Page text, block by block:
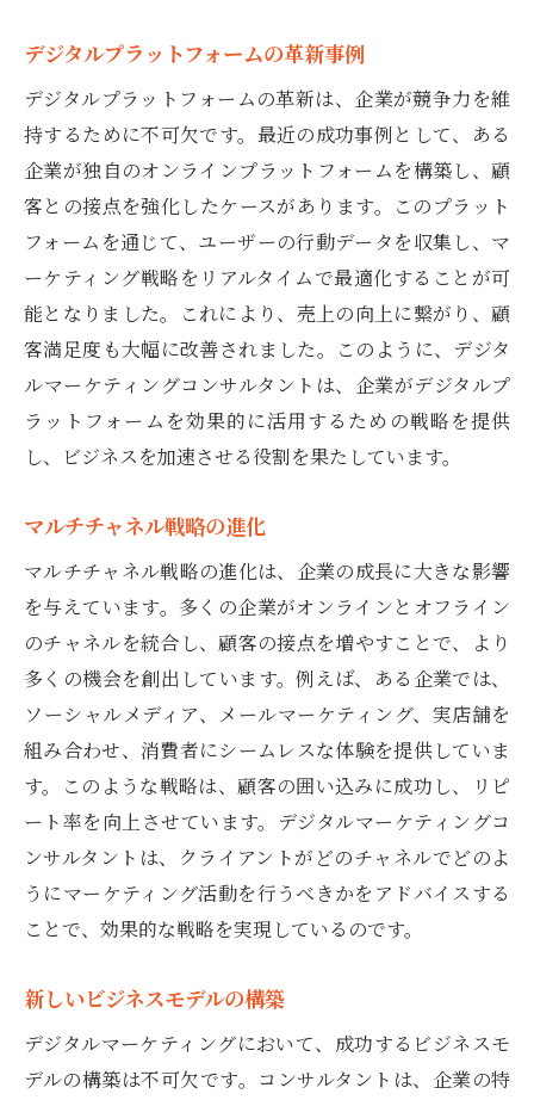
デジタルプラットフォームの革新事例
デジタルプラットフォームの革新は、企業が競争力を維
持するために不可欠です。最近の成功事例として、ある
企業が独自のオンラインプラットフォームを構築し、顧
客との接点を強化したケースがあります。このプラット
フォームを通じて、ユーザーの行動データを収集し、マ
ーケティング戦略をリアルタイムで最適化することが可
能となりました。これにより、売上の向上に繋がり、顧
客満足度も大幅に改善されました。このように、デジタ
ルマーケティングコンサルタントは、企業がデジタルプ
ラットフォームを効果的に活用するための戦略を提供
し、ビジネスを加速させる役割を果たしています。
マルチチャネル戦略の進化
マルチチャネル戦略の進化は、企業の成長に大きな影響
を与えています。多くの企業がオンラインとオフライン
のチャネルを統合し、顧客の接点を増やすことで、より
多くの機会を創出しています。例えば、ある企業では、
ソーシャルメディア、メールマーケティング、実店舗を
組み合わせ、消費者にシームレスな体験を提供していま
す。このような戦略は、顧客の囲い込みに成功し、リピ
ート率を向上させています。デジタルマーケティングコ
ンサルタントは、クライアントがどのチャネルでどのよ
うにマーケティング活動を行うべきかをアドバイスする
ことで、効果的な戦略を実現しているのです。
新しいビジネスモデルの構築
デジタルマーケティングにおいて、成功するビジネスモ
デルの構築は不可欠です。コンサルタントは、企業の特